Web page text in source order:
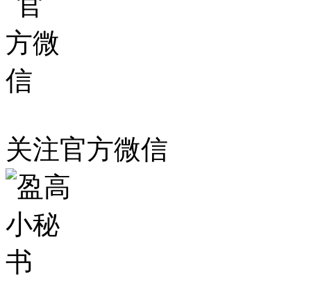
关注官方微信